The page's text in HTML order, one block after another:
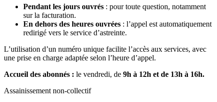
Pendant les jours ouvrés : pour toute question, notamment
sur la facturation.
En dehors des heures ouvrées : l’appel est automatiquement
redirigé vers le service d’astreinte.
L’utilisation d’un numéro unique facilite l’accès aux services, avec
une prise en charge adaptée selon l’heure d’appel.
Accueil des abonnés : le vendredi, de 9h à 12h et de 13h à 16h.
Assainissement non-collectif